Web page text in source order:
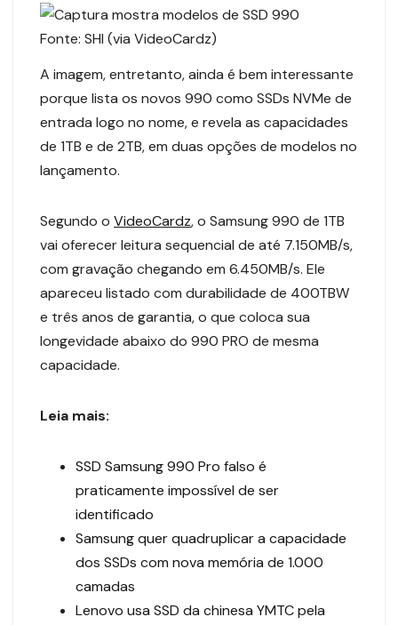
Fonte: SHI (via VideoCardz)
A imagem, entretanto, ainda é bem interessante
porque lista os novos 990 como SSDs NVMe de
entrada logo no nome, e revela as capacidades
de 1TB e de 2TB, em duas opções de modelos no
lançamento.
Segundo o VideoCardz, o Samsung 990 de 1TB
vai oferecer leitura sequencial de até 7.150MB/s,
com gravação chegando em 6.450MB/s. Ele
apareceu listado com durabilidade de 400TBW
e três anos de garantia, o que coloca sua
longevidade abaixo do 990 PRO de mesma
capacidade.
Leia mais:
SSD Samsung 990 Pro falso é
praticamente impossível de ser
identificado
Samsung quer quadruplicar a capacidade
dos SSDs com nova memória de 1.000
camadas
Lenovo usa SSD da chinesa YMTC pela